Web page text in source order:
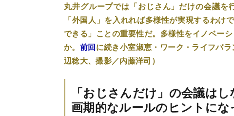
丸井グループでは「おじさん」だけの会議を
「外国人」を入れれば多様性が実現するわ
できる」ことの重要性だ。多様性をイノベー
か。 前回に続き小室淑恵・ワーク・ライフバ
辺稔大、撮影／内藤洋司）
「おじさんだけ」の会議はし
画期的なルールのヒントにな